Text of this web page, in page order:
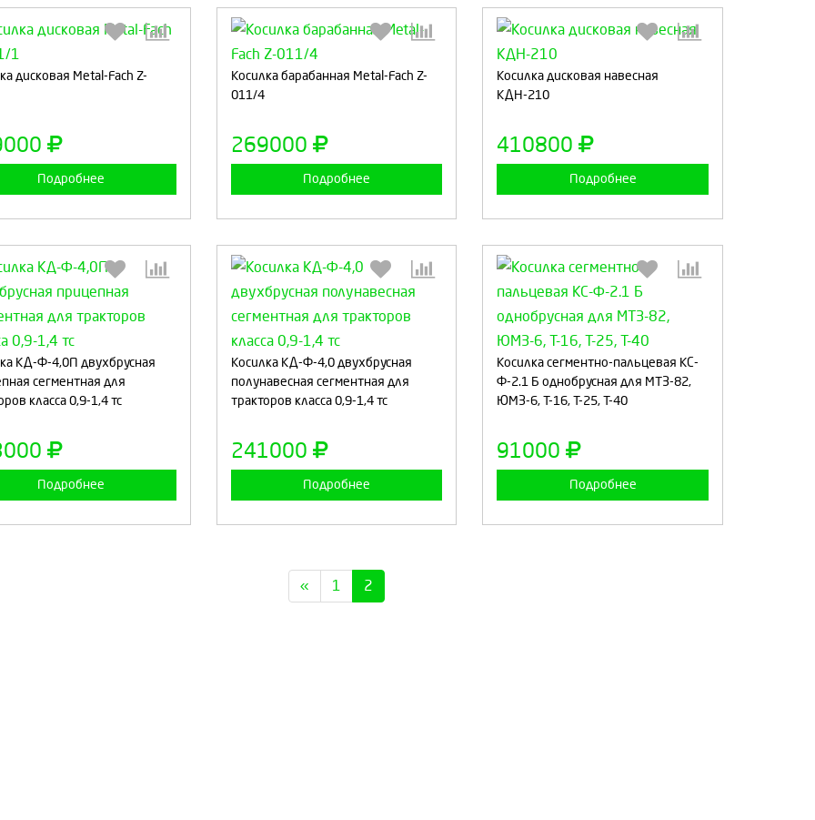
дисковая Metal-Fach Z-
Подробнее
Продолжить
Косилка барабанная Metal-Fach Z-
011/4
269000
Подробнее
Продолжить
Косилка дисковая навесная
КДН-210
410800
Подробнее
Продолжить
КД-Ф-4,0П двухбрусная
сегментная для
класса 0,9-1,4 тс
Подробнее
количество:
Косилка КД-Ф-4,0 двухбрусная
полунавесная сегментная для
тракторов класса 0,9-1,4 тс
241000
Подробнее
Выберите количество:
Косилка сегментно-пальцевая КС-
Ф-2.1 Б однобрусная для МТЗ-82,
ЮМЗ-6, Т-16, Т-25, Т-40
91000
Подробнее
Выберите количество:
« 1 2